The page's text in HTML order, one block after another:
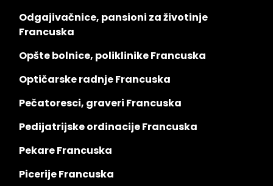
Odgajivačnice, pansioni za životinje
Francuska
Opšte bolnice, poliklinike Francuska
Optičarske radnje Francuska
Pečatoresci, graveri Francuska
Pedijatrijske ordinacije Francuska
Pekare Francuska
Picerije Francuska